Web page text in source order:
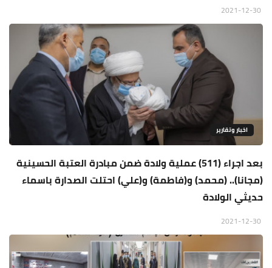
اخبار وتقارير
بعد اجراء (511) عملية ولادة ضمن مبادرة العتبة الحسينية
(مجانا).. (محمد) و(فاطمة) و(علي) احتلت الصدارة باسماء
حديثي الولادة